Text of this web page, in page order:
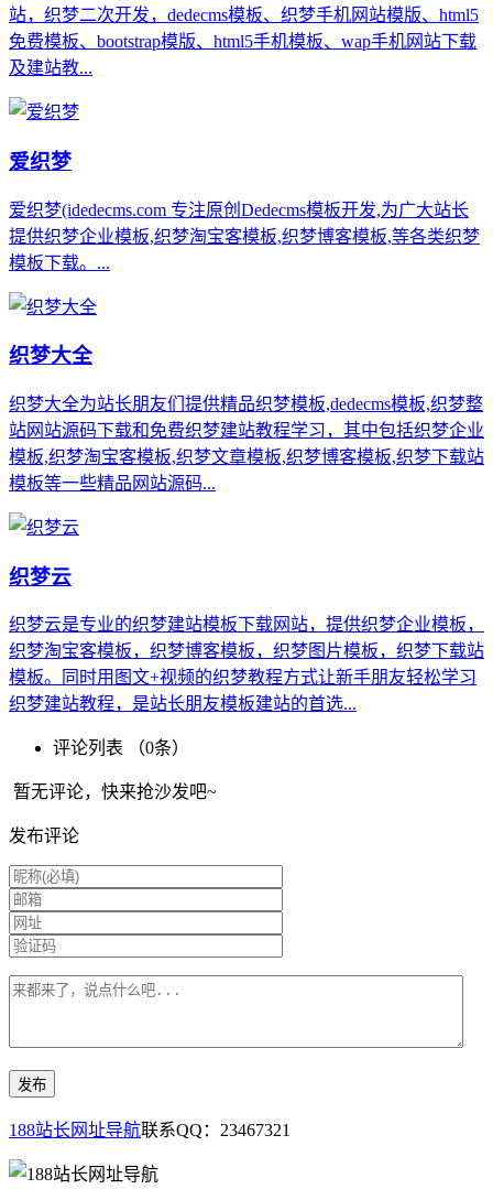
站，织梦二次开发，dedecms模板、织梦手机网站模版、html5
免费模板、bootstrap模版、html5手机模板、wap手机网站下载
及建站教...
爱织梦
爱织梦(idedecms.com 专注原创Dedecms模板开发,为广大站长
提供织梦企业模板,织梦淘宝客模板,织梦博客模板,等各类织梦
模板下载。...
织梦大全
织梦大全为站长朋友们提供精品织梦模板,dedecms模板,织梦整
站网站源码下载和免费织梦建站教程学习，其中包括织梦企业
模板,织梦淘宝客模板,织梦文章模板,织梦博客模板,织梦下载站
模板等一些精品网站源码...
织梦云
织梦云是专业的织梦建站模板下载网站，提供织梦企业模板，
织梦淘宝客模板，织梦博客模板，织梦图片模板，织梦下载站
模板。同时用图文+视频的织梦教程方式让新手朋友轻松学习
织梦建站教程，是站长朋友模板建站的首选...
评论列表 （0条）
暂无评论，快来抢沙发吧~
发布评论
188站长网址导航联系QQ：23467321